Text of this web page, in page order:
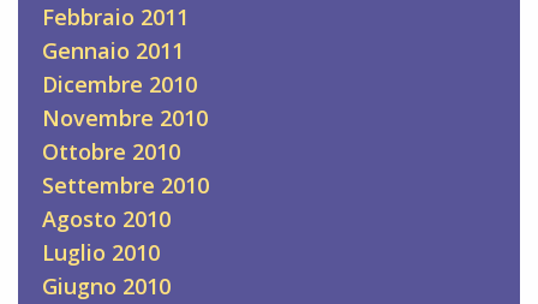
Febbraio 2011
Gennaio 2011
Dicembre 2010
Novembre 2010
Ottobre 2010
Settembre 2010
Agosto 2010
Luglio 2010
Giugno 2010